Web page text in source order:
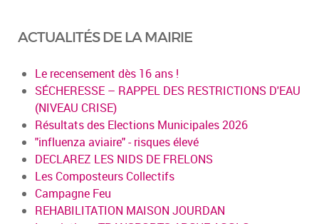
ACTUALITÉS DE LA MAIRIE
Le recensement dès 16 ans !
SÉCHERESSE – RAPPEL DES RESTRICTIONS D'EAU
(NIVEAU CRISE)
Résultats des Elections Municipales 2026
"influenza aviaire" - risques élevé
DECLAREZ LES NIDS DE FRELONS
Les Composteurs Collectifs
Campagne Feu
REHABILITATION MAISON JOURDAN